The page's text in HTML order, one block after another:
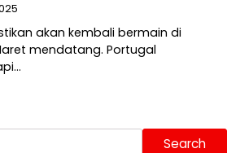
akan kembali bermain di
mendatang. Portugal
Search